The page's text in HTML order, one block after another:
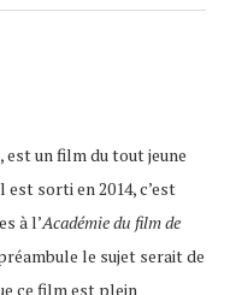
est un film du tout jeune
sorti en 2014, c’est
à l’Académie du film de
le sujet serait de
ce film est plein